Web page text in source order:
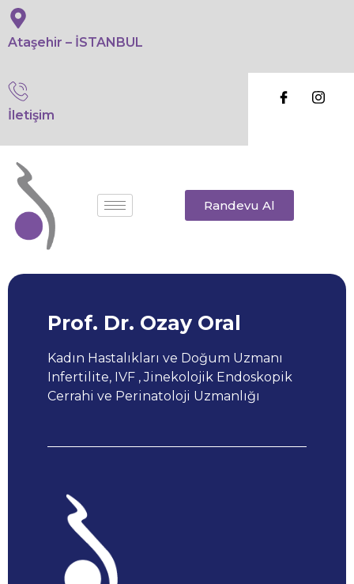
Ataşehir – İSTANBUL
İletişim
Randevu Al
Prof. Dr. Ozay Oral
Kadın Hastalıkları ve Doğum Uzmanı
Infertilite, IVF , Jinekolojik Endoskopik
Cerrahi ve Perinatoloji Uzmanlığı